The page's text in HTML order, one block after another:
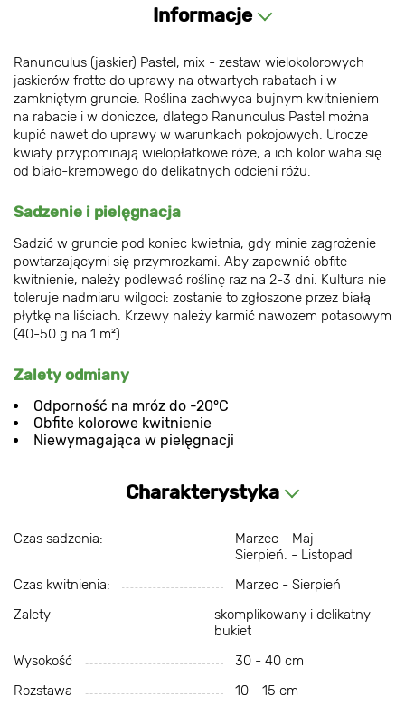
Informacje
Ranunculus (jaskier) Pastel, mix - zestaw wielokolorowych
jaskierów frotte do uprawy na otwartych rabatach i w
zamkniętym gruncie. Roślina zachwyca bujnym kwitnieniem
na rabacie i w doniczce, dlatego Ranunculus Pastel można
kupić nawet do uprawy w warunkach pokojowych. Urocze
kwiaty przypominają wielopłatkowe róże, a ich kolor waha się
od biało-kremowego do delikatnych odcieni różu.
Sadzenie i pielęgnacja
Sadzić w gruncie pod koniec kwietnia, gdy minie zagrożenie
powtarzającymi się przymrozkami. Aby zapewnić obfite
kwitnienie, należy podlewać roślinę raz na 2-3 dni. Kultura nie
toleruje nadmiaru wilgoci: zostanie to zgłoszone przez białą
płytkę na liściach. Krzewy należy karmić nawozem potasowym
(40-50 g na 1 m²).
Zalety odmiany
Odporność na mróz do -20°C
Obfite kolorowe kwitnienie
Niewymagająca w pielęgnacji
Charakterystyka
Czas sadzenia:
Marzec - Maj
Sierpień. - Listopad
Czas kwitnienia:
Marzec - Sierpień
Zalety
skomplikowany i delikatny
bukiet
Wysokość
30 - 40 cm
Rozstawa
10 - 15 cm